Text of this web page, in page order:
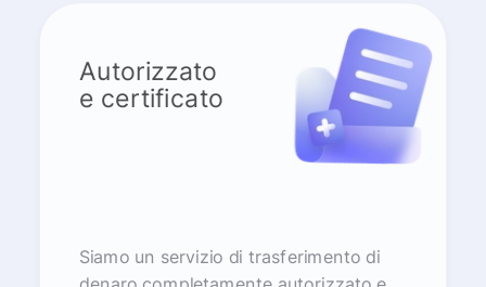
Autorizzato
e certificato
Siamo un servizio di trasferimento di